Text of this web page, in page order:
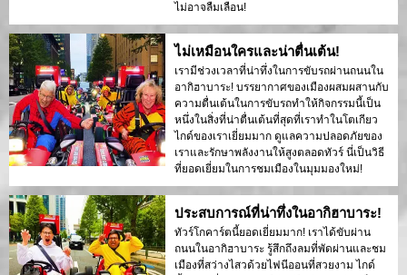
ไม่อาจลืมเลือน!
ไม่เหมือนใครและน่าตื่นเต้น!
เรามีช่วงเวลาที่น่าทึ่งในการขับรถผ่านถนนใน
อากิฮาบาระ! บรรยากาศของเมืองผสมผสานกับ
ความตื่นเต้นในการขับรถทำให้กิจกรรมนี้เป็น
หนึ่งในสิ่งที่น่าตื่นเต้นที่สุดที่เราทำในโตเกียว
ไกด์ของเราเยี่ยมมาก ดูแลความปลอดภัยของ
เราและรักษาพลังงานให้สูงตลอดทัวร์ นี่เป็นวิธี
ที่ยอดเยี่ยมในการชมเมืองในมุมมองใหม่!
ประสบการณ์ที่น่าทึ่งในอากิฮาบาระ!
ทัวร์โกคาร์ตนี้ยอดเยี่ยมมาก! เราได้ขับผ่าน
ถนนในอากิฮาบาระ รู้สึกถึงลมที่พัดผ่านและชม
เมืองที่สว่างไสวด้วยไฟนีออนที่สวยงาม ไกด์